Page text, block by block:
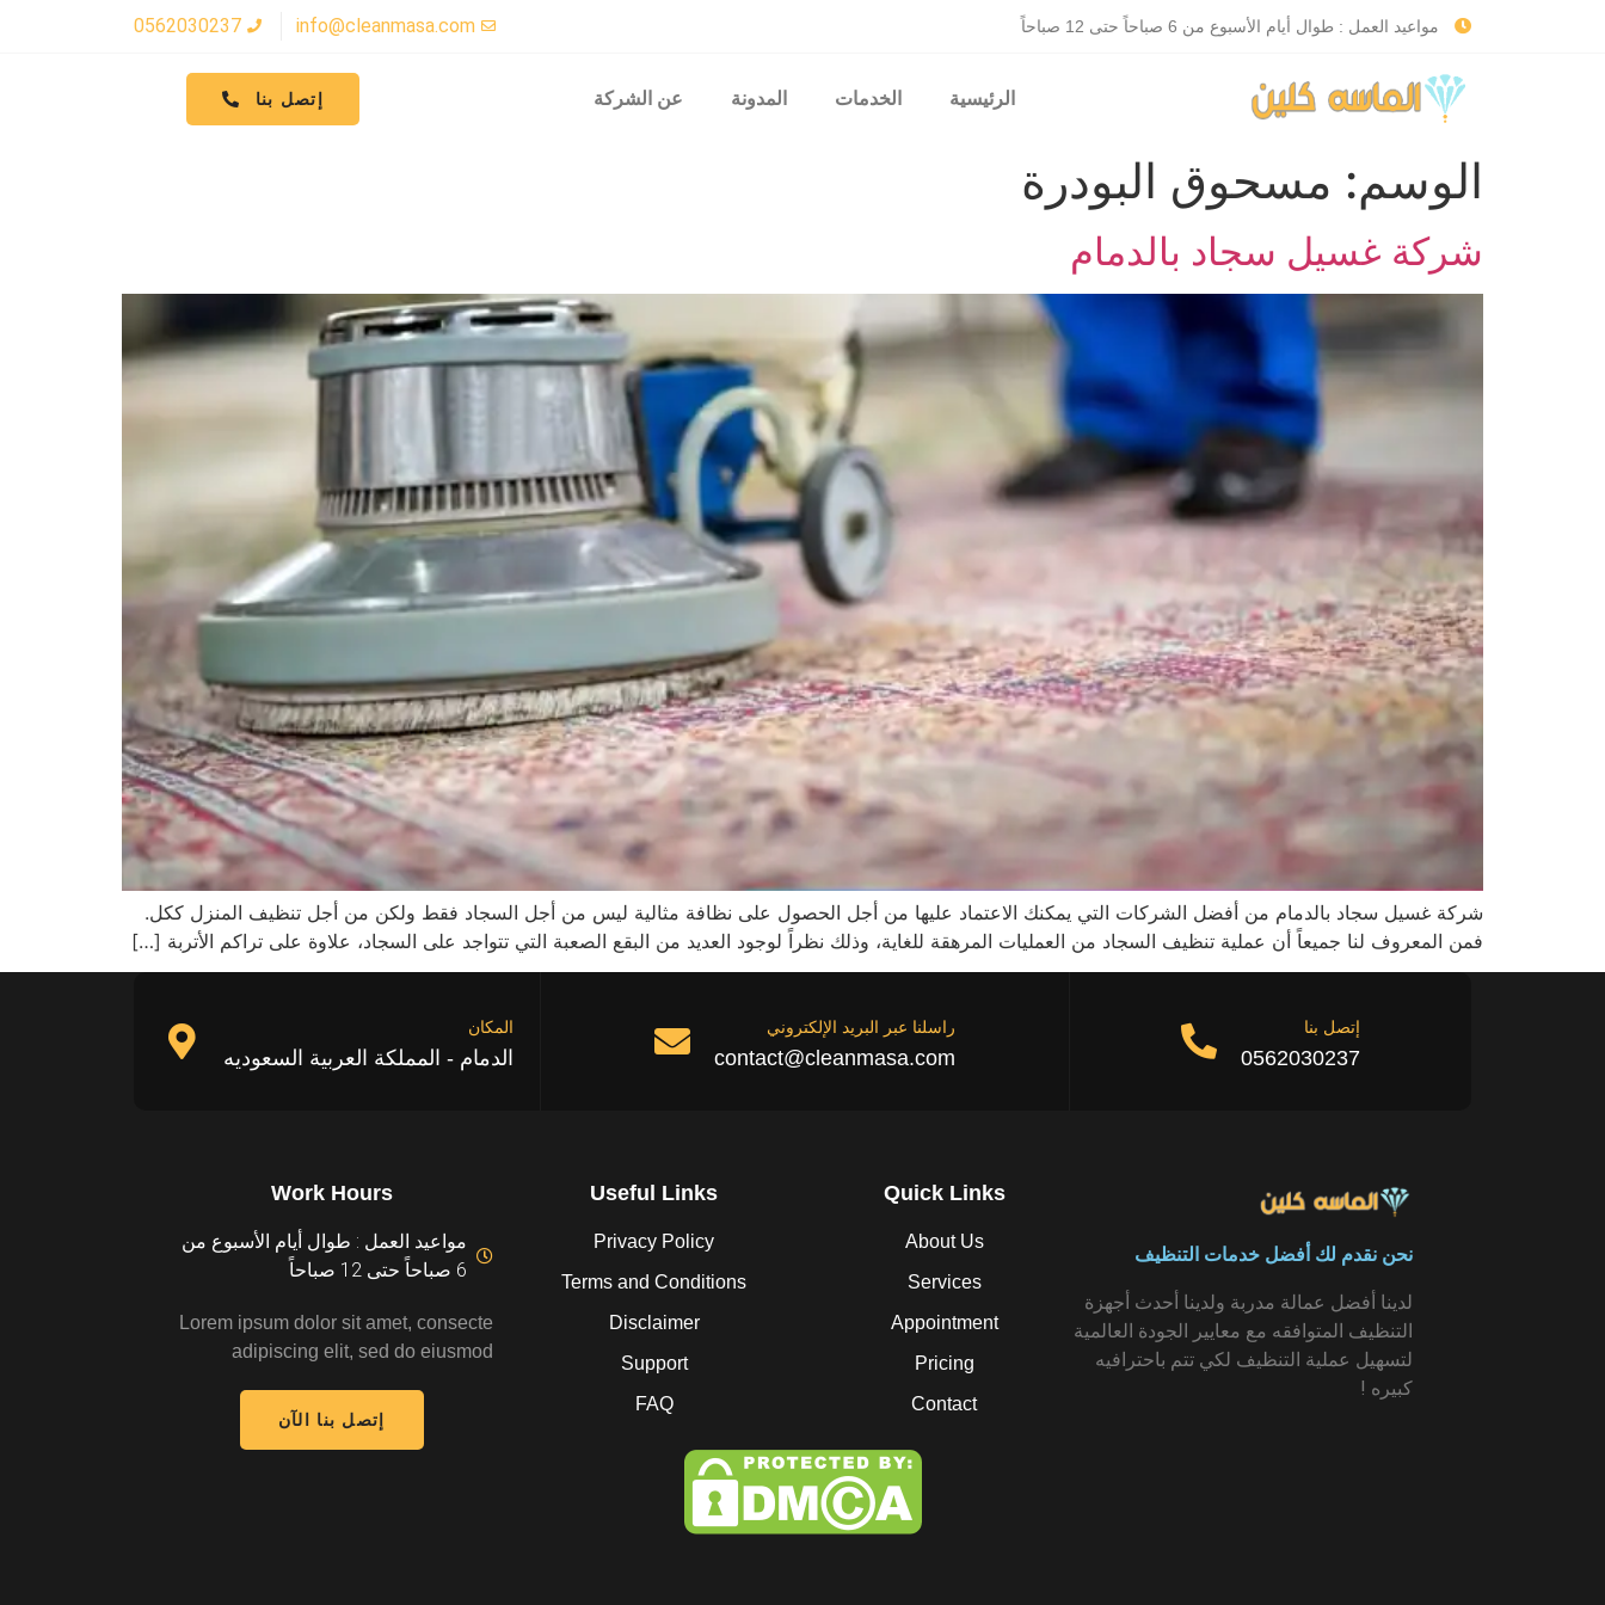
مواعيد العمل : طوال أيام الأسبوع من 6 صباحاً حتى 12 صباحاً info@cleanmasa.com
0562030237
الرئيسية الخدمات المدونة عن الشركة إتصل بنا
الوسم: مسحوق البودرة
شركة غسيل سجاد بالدمام
شركة غسيل سجاد بالدمام من أفضل الشركات التي يمكنك الاعتماد عليها من أجل الحصول على نظافة مثالية ليس من أجل السجاد فقط ولكن من أجل تنظيف المنزل ككل.
فمن المعروف لنا جميعاً أن عملية تنظيف السجاد من العمليات المرهقة للغاية، وذلك نظراً لوجود العديد من البقع الصعبة التي تتواجد على السجاد، علاوة على تراكم الأتربة […]
إتصل بنا
0562030237
راسلنا عبر البريد الإلكتروني
contact@cleanmasa.com
المكان
الدمام - المملكة العربية السعوديه
نحن نقدم لك أفضل خدمات التنظيف
لدينا أفضل عمالة مدربة ولدينا أحدث أجهزة
التنظيف المتوافقه مع معايير الجودة العالمية
لتسهيل عملية التنظيف لكي تتم باحترافيه
كبيره !
Quick Links
About Us
Services
Appointment
Pricing
Contact
Useful Links
Privacy Policy
Terms and Conditions
Disclaimer
Support
FAQ
Work Hours
مواعيد العمل : طوال أيام الأسبوع من
6 صباحاً حتى 12 صباحاً
Lorem ipsum dolor sit amet, consecte
adipiscing elit, sed do eiusmod
إتصل بنا الآن